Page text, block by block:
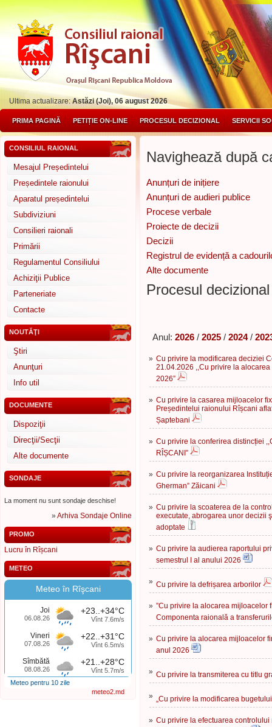
Ultima actualizare:Astăzi (Joi), 06 august 2026
PRIMA PAGINĂ PETIȚIE ON-LINE PROCESUL DECIZIONAL SERVICII
CONSILIUL RAIONAL
Mesajul Președintelui
Președintele raionului
Aparatul președintelui
Subdiviziuni
Consilieri raionali
Primării
Regulamentul Consiliului
Achiziţii Publice
Parteneriate
Contacte
NOUTĂŢI
Ştiri
Anunţuri
Info util
DOCUMENTE
Dispoziţii
Direcţii/Secţii
Alte documente
SONDAJE
La moment nu sunt sondaje deschise!
»Arhiva Sondaje Online
PROMO
Lucru în Rîșcani
METEO
Meteo în Rîşcani
Joi
06.08.26
+23..+34°C
Vînt 7.6m/s
Vineri
07.08.26
+22..+31°C
Vînt 6.5m/s
Sîmbătă
08.08.26
+21..+28°C
Vînt 5.7m/s
Meteo pentru 10 zile
meteo2.md
Navighează după
Anunțuri de inițiere
Anunțuri de audieri publice
Procese verbale
Proiecte de decizii
Decizii
Registrul de evidență a
Alte documente
Procesul
Anul: 2026 / 2025 / 2024/
» Cu privire la modificarea deciziei
21.04.2026 ,,Cu privire la
2026”
» Cu privire la casarea mijloacelor
Președintelui raionului Rîșcani
Șaptebani
» Cu privire la conferirea distincției
RÎȘCANI”
» Cu privire la reorganizarea
Gherman” Zăicani
» Cu privire la scoaterea de la
executate, abrogarea unor decizii
adoptate
» Cu privire la audierea raportului
semestrul I al anului 2026
» Cu privire la defrișarea arborilor
» ”Сu privire la alocarea mijloacelor
Componenta raională a
» Сu privire la alocarea mijloacelor
anul 2026
» Cu privire la transmiterea cu titlu
» „Cu privire la modificarea
» Cu privire la efectuarea